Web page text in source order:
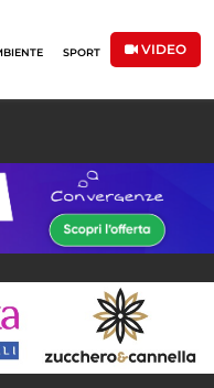
SPORT VIDEO